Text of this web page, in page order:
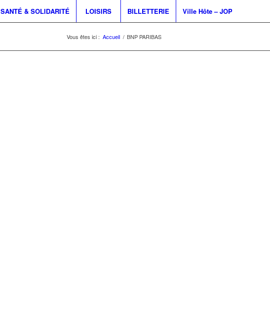
SANTÉ & SOLIDARITÉ LOISIRS BILLETTERIE Ville Hôte – JOP
Vous êtes ici : Accueil / BNP PARIBAS